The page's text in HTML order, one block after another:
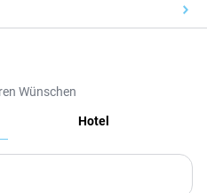
Wünschen
Hotel